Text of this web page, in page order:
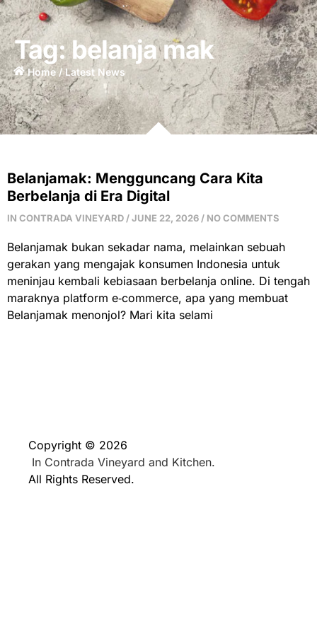
Tag: belanja mak
Home / Latest News​
Belanjamak: Mengguncang Cara Kita
Berbelanja di Era Digital
IN CONTRADA VINEYARD JUNE 22, 2026 NO COMMENTS
Belanjamak bukan sekadar nama, melainkan sebuah
gerakan yang mengajak konsumen Indonesia untuk
meninjau kembali kebiasaan berbelanja online. Di tengah
maraknya platform e‑commerce, apa yang membuat
Belanjamak menonjol? Mari kita selami
Copyright © 2026
In Contrada Vineyard and Kitchen.
All Rights Reserved.